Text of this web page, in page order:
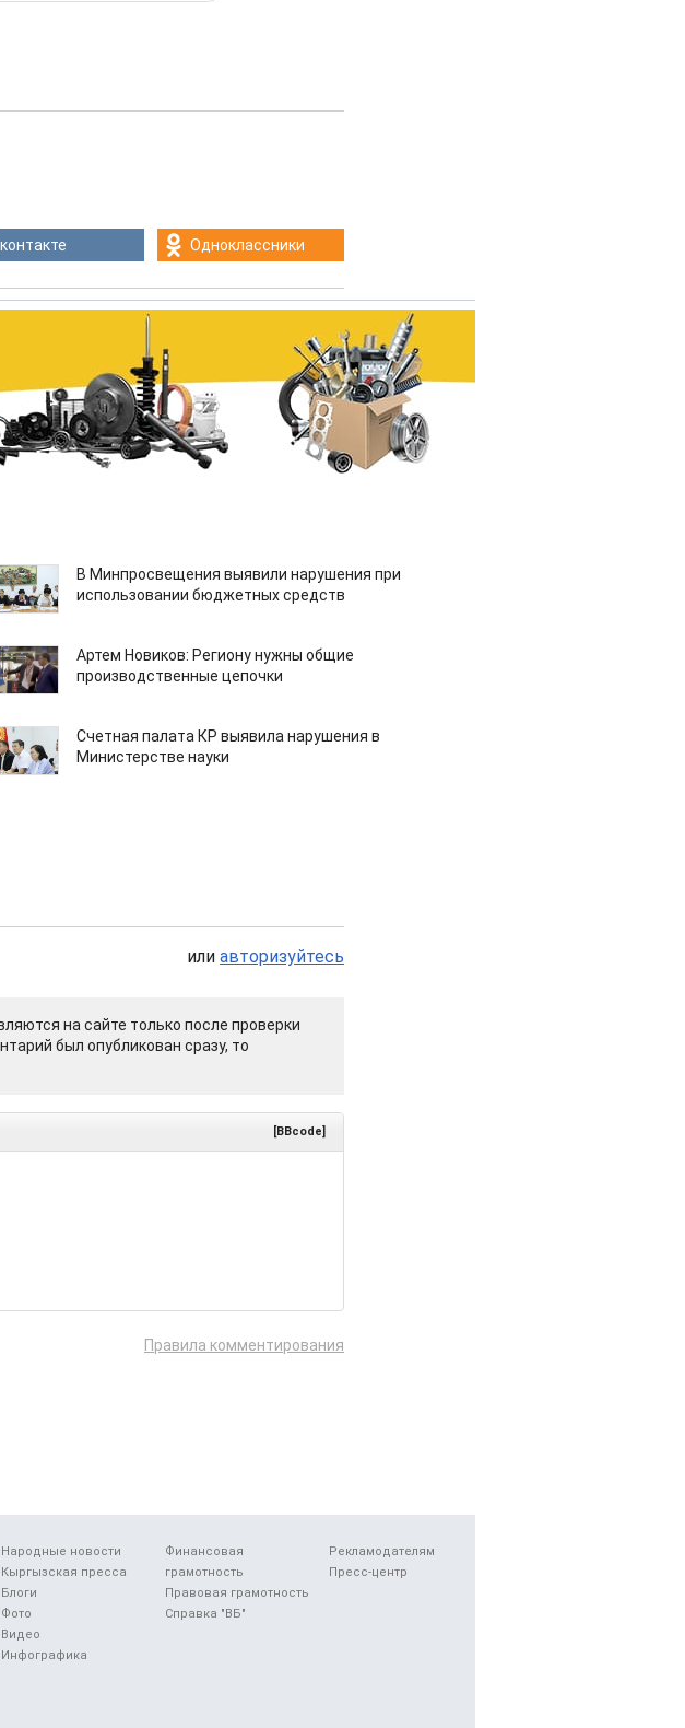
Одноклассники
В Минпросвещения выявили нарушения при
использовании бюджетных средств
Артем Новиков: Региону нужны общие
производственные цепочки
Счетная палата КР выявила нарушения в
Министерстве науки
или авторизуйтесь
на сайте только после проверки
был опубликован сразу, то
[BBcode]
Правила комментирования
Народные новости
Кыргызская пресса
Блоги
Фото
Видео
Инфографика
Финансовая
грамотность
Правовая грамотность
Справка "ВБ"
Рекламодателям
Пресс-центр